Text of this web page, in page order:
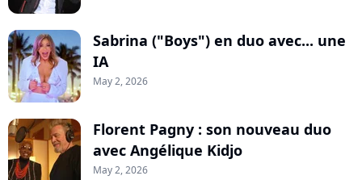
Sabrina ("Boys") en duo avec... une
IA
May 2, 2026
Florent Pagny : son nouveau duo
avec Angélique Kidjo
May 2, 2026